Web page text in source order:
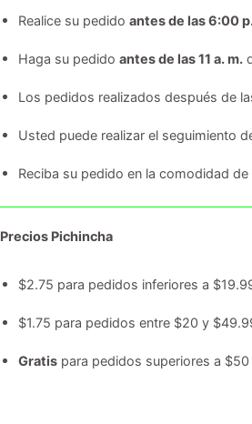
Realice su pedido antes de las 6:00
Haga su pedido antes de las 11 a. m.
Los pedidos realizados después de
Usted puede realizar el seguimiento
Reciba su pedido en la comodidad de
Precios Pichincha
$2.75 para pedidos inferiores a
$1.75 para pedidos entre $20 y
Gratispara pedidos superiores a $50